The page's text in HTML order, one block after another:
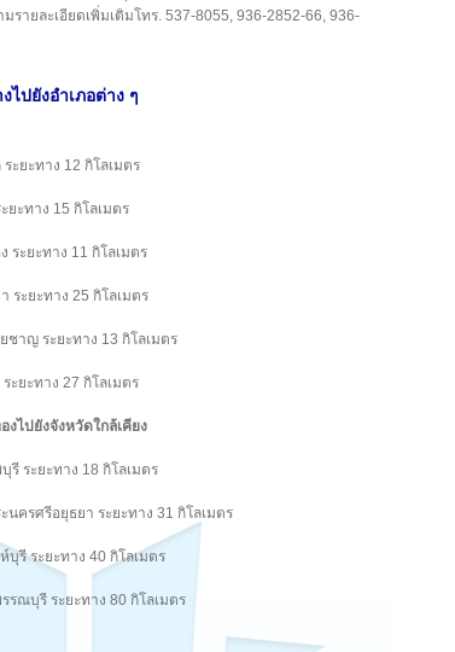
รายละเอียดเพิ่มเติมโทร. 537-8055, 936-2852-66, 936-
ไปยังอำเภอต่าง ๆ
ะยะทาง 12 กิโลเมตร
ยะทาง 15 กิโลเมตร
ระยะทาง 11 กิโลเมตร
ระยะทาง 25 กิโลเมตร
ชาญ ระยะทาง 13 กิโลเมตร
ะยะทาง 27 กิโลเมตร
งไปยังจังหวัดใกล้เคียง
ระยะทาง 18 กิโลเมตร
ครศรีอยุธยา ระยะทาง 31 กิโลเมตร
รี ระยะทาง 40 กิโลเมตร
รณบุรี ระยะทาง 80 กิโลเมตร